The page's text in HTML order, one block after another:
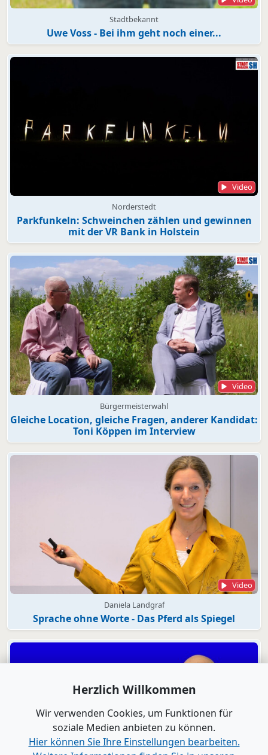
Stadtbekannt
Uwe Voss - Bei ihm geht noch einer...
Video
Norderstedt
Parkfunkeln: Schweinchen zählen und gewinnen
mit der VR Bank in Holstein
Video
Bürgermeisterwahl
Gleiche Location, gleiche Fragen, anderer Kandidat:
Toni Köppen im Interview
Video
Daniela Landgraf
Sprache ohne Worte - Das Pferd als Spiegel
Herzlich Willkommen
Wir verwenden Cookies, um Funktionen für
soziale Medien anbieten zu können.
Hier können Sie Ihre Einstellungen bearbeiten.